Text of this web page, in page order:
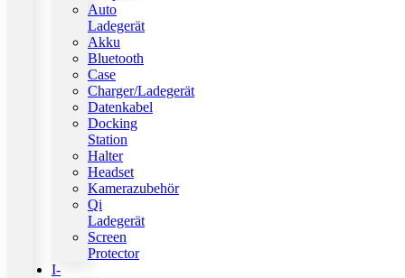
Auto
Ladegerät
Akku
Bluetooth
Case
Charger/Ladegerät
Datenkabel
Docking
Station
Halter
Headset
Kamerazubehör
Qi
Ladegerät
Screen
Protector
I-